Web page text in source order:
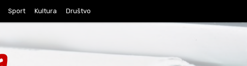
Sport Kultura Društvo